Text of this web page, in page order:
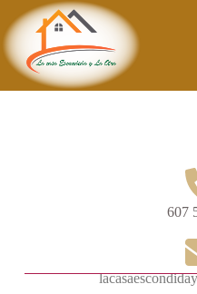
607